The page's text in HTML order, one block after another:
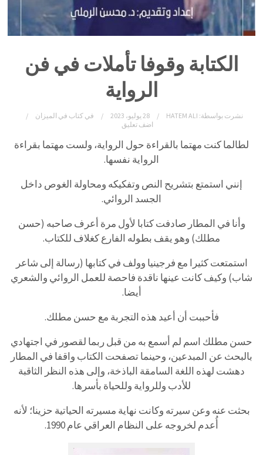
الكتابة وقوفا تأملات في فن
الرواية
نشرت بواسطة: HATEM ALI 28 يوليو، 2023 في كتاب في الميزان
اضف تعليق
لطالما كنت مهتما بالقراءة حول الرواية، ولست مهتما بقراءة
الرواية نفسها.
إنني استمتع بتشريح النص وتفكيكه ومحاولة الغوص داخل
الجسد الروائي.
وأنا في المطار صادفت كتابا لأول مرة أعرف صاحبه (حسن
مطلك) وهو يقف بطوله الفارع كغلاف للكتاب.
استمتعت كثيرا مع فرجينيا وولف في كتابها (رسالة إلى شاعر
شاب) وكيف كانت عينها ناقدة فاحصة للعمل الروائي والشعري
أيضا.
فأحببت أن أعيد هذه التجربة مع حسن مطلك.
حسن مطلك اسم لم أسمع به من قبل ربما لقصور في اجتهادي
بالبحث عن المبدعين، وحينما تصفحت الكتاب واقفا في المطار
دهشت لهذه اللغة السامقة الباذخة، وإلى هذه النظر الثاقبة
للأدب وللرواية وللحياة بأسرها.
بحثت عنه وعن سيرته وكانت نهاية مسيرته الحياتية حزينا؛ لأنه
أُعدم لخروجه على النظام العراقي عام 1990.